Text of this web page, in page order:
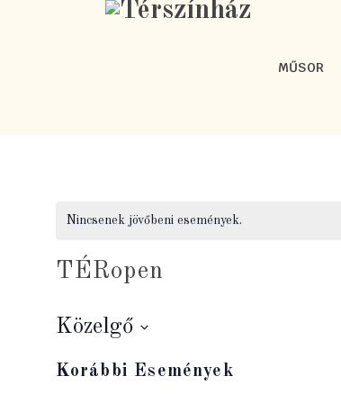
MŰSOR
Nincsenek jövőbeni események.
TÉRopen
Közelgő
kiválasztása.
Korábbi Események